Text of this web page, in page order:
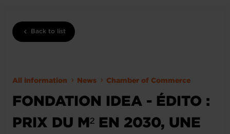
Back to list
All information News Chamber of Commerce
FONDATION IDEA - ÉDITO :
PRIX DU M² EN 2030, UNE